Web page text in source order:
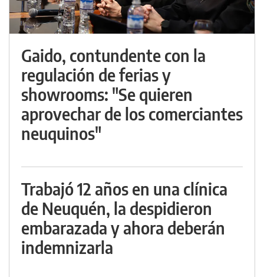
Gaido, contundente con la
regulación de ferias y
showrooms: "Se quieren
aprovechar de los comerciantes
neuquinos"
Trabajó 12 años en una clínica
de Neuquén, la despidieron
embarazada y ahora deberán
indemnizarla